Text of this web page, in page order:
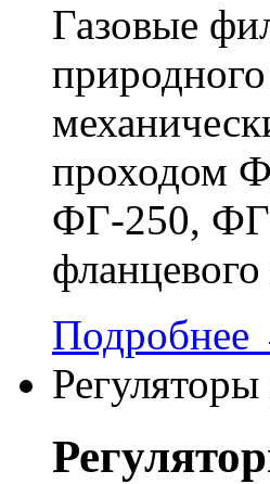
Газовые
природного
проходом
ФГ-250,
Подробнее